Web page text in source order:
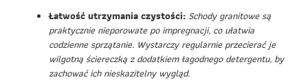
Łatwość utrzymania czystości: Schody granitowe są
praktycznie nieporowate po impregnacji, co ułatwia
codzienne sprzątanie. Wystarczy regularnie przecierać je
wilgotną ściereczką z dodatkiem łagodnego detergentu, by
zachować ich nieskazitelny wygląd.